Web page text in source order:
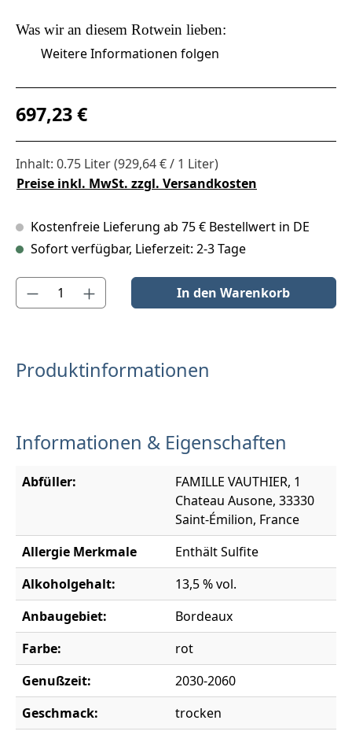
Was wir an diesem Rotwein lieben:
Weitere Informationen folgen
Regulärer Preis:
697,23 €
Inhalt: 0.75 Liter(929,64 € / 1 Liter)
Preise inkl. MwSt. zzgl. Versandkosten
Kostenfreie Lieferung ab 75 € Bestellwert in DE
Sofort verfügbar, Lieferzeit: 2-3 Tage
Produkt Anzahl: Gib den gewünschten Wert ein oder benutze
In den Warenkorb
Produktinformationen
Informationen & Eigenschaften
Abfüller:
FAMILLE VAUTHIER, 1
Chateau Ausone, 33330
Saint-Émilion, France
Allergie Merkmale
Enthält Sulfite
Alkoholgehalt:
13,5 % vol.
Anbaugebiet:
Bordeaux
Farbe:
rot
Genußzeit:
2030-2060
Geschmack:
trocken